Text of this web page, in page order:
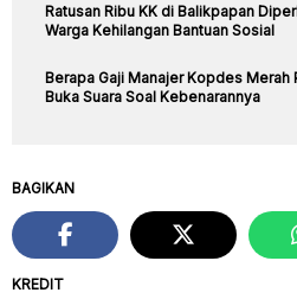
Ratusan Ribu KK di Balikpapan
Warga Kehilangan Bantuan Sosial
Berapa Gaji Manajer Kopdes Merah
Buka Suara Soal Kebenarannya
KREDIT
BAGIKAN